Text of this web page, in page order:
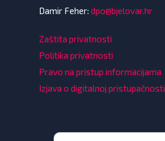
Damir Feher: dpo@bjelovar.hr
Zaštita privatnosti
Politika privatnosti
Pravo na pristup informacijama
Izjava o digitalnoj pristupačnosti